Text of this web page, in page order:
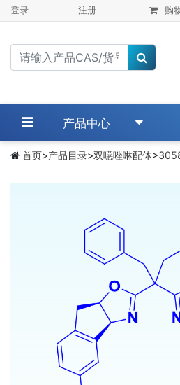
登录 注册 购
产品中心
首页>产品目录>双噁唑啉配体>